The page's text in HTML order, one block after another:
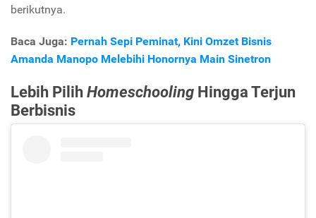
berikutnya.
Baca Juga: Pernah Sepi Peminat, Kini Omzet Bisnis
Amanda Manopo Melebihi Honornya Main Sinetron
Lebih PilihHomeschooling Hingga Terjun
Berbisnis